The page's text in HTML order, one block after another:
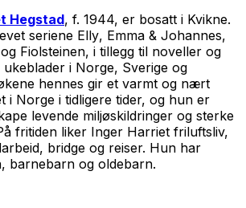
Hegstad, f. 1944, er bosatt i Kvikne.
seriene Elly, Emma & Johannes,
Fiolsteinen, i tillegg til noveller og
i Norge, Sverige og
hennes gir et varmt og nært
i Norge i tidligere tider, og hun er
levende miljøskildringer og sterke
fritiden liker Inger Harriet friluftsliv,
bridge og reiser. Hun har
barnebarn og oldebarn.